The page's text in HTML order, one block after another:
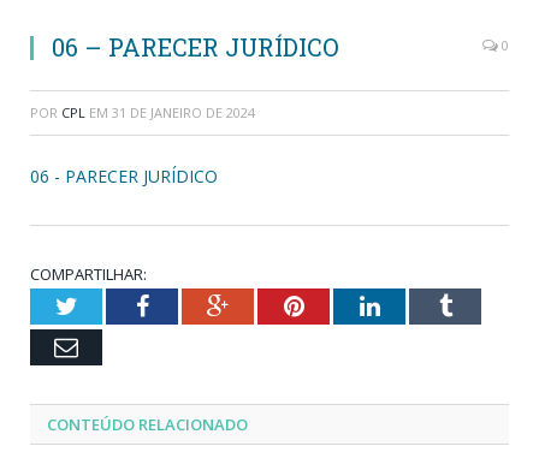
06 – PARECER JURÍDICO 0
POR CPL EM 31 DE JANEIRO DE 2024
06 - PARECER JURÍDICO
COMPARTILHAR:
TwitterFacebookGoogle+PinterestLinkedInTumblr
Email
CONTEÚDO RELACIONADO